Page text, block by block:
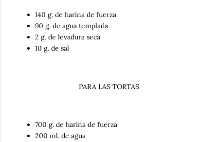
140 g. de harina de fuerza
90 g. de agua templada
2 g. de levadura seca
10 g. de sal
PARA LAS TORTAS
700 g. de harina de fuerza
200 ml. de agua